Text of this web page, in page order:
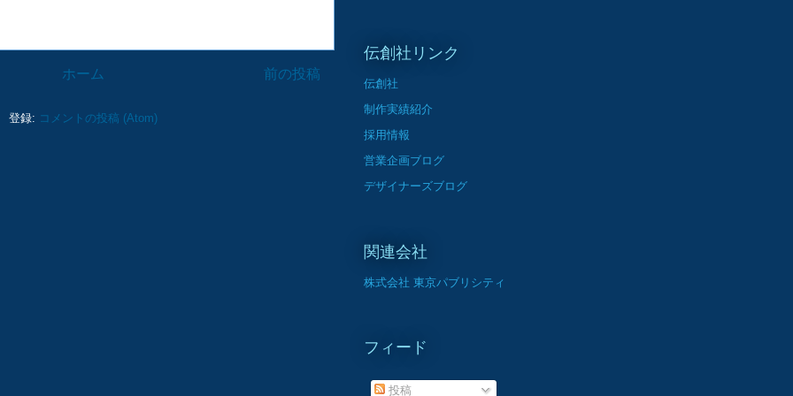
前の投稿
ホーム
登録: コメントの投稿 (Atom)
伝創社リンク
伝創社
制作実績紹介
採用情報
営業企画ブログ
デザイナーズブログ
関連会社
株式会社 東京パブリシティ
フィード
投稿